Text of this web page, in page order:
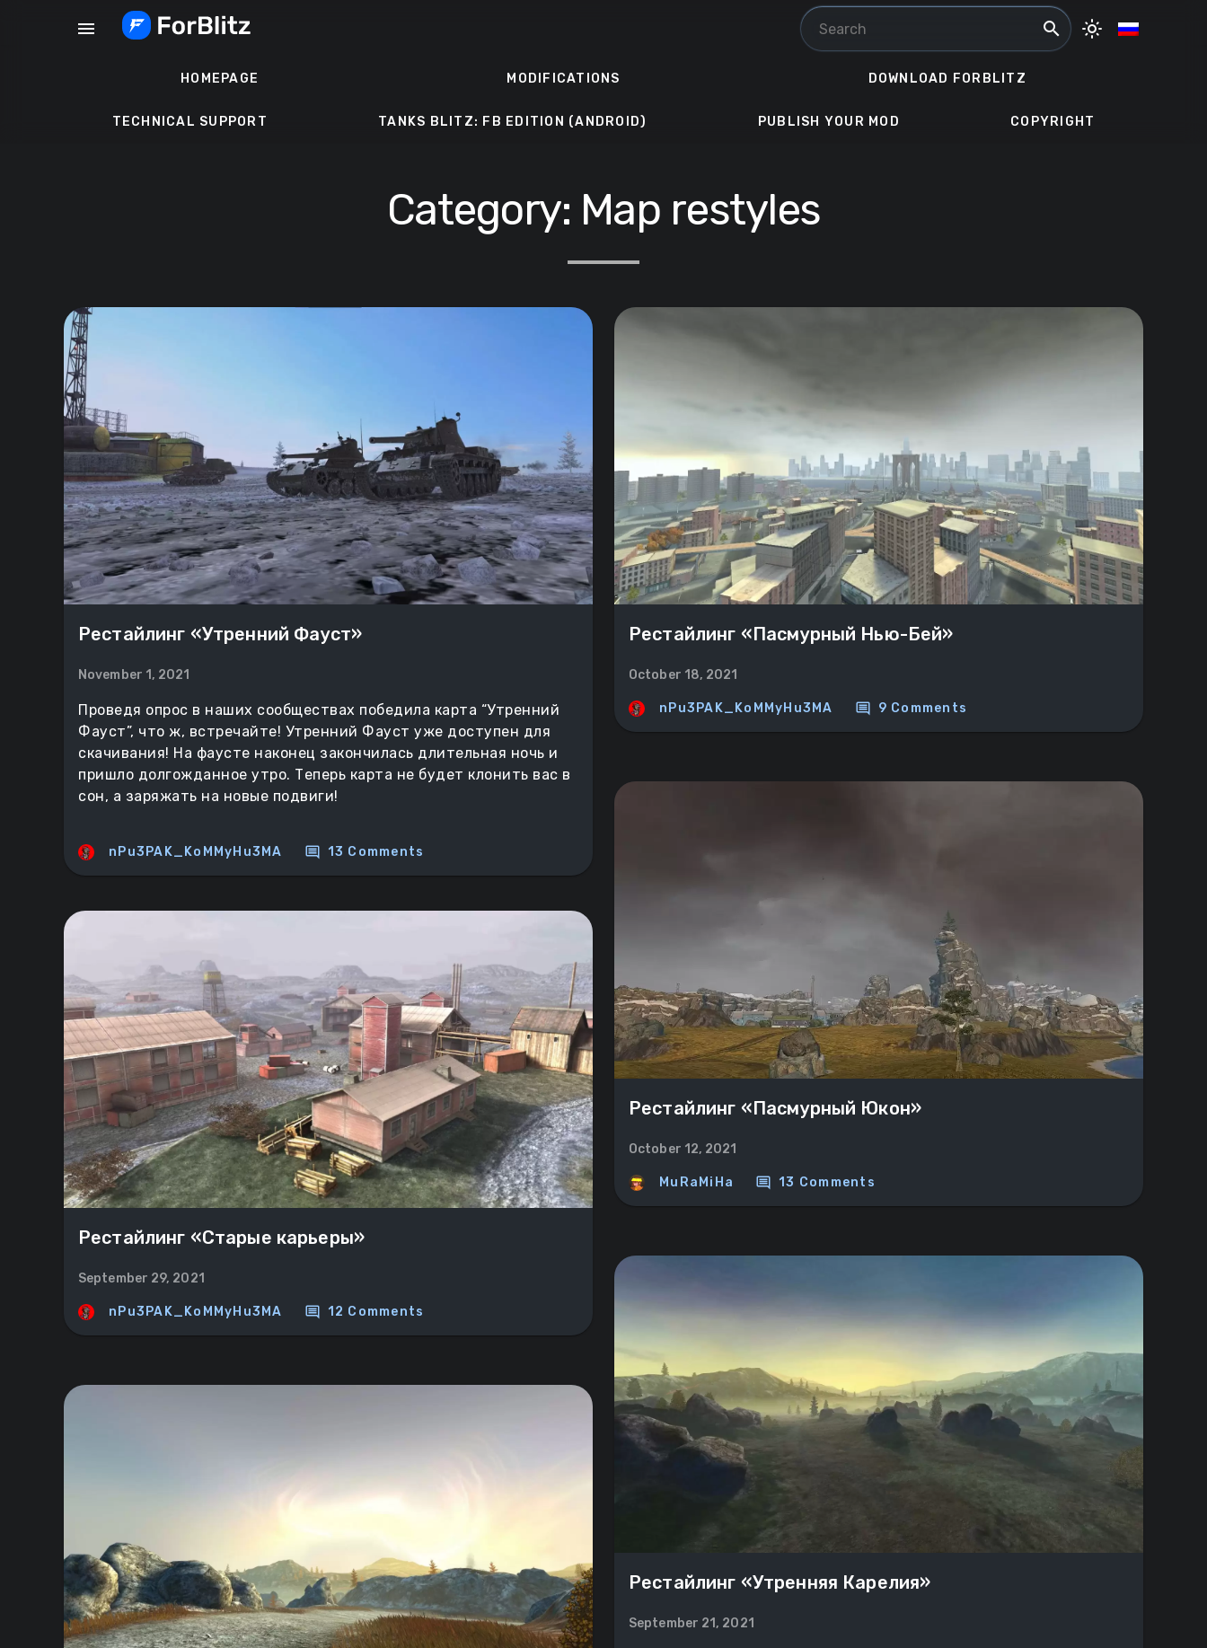
menu search light_mode
HOMEPAGE MODIFICATIONS DOWNLOAD FORBLITZ
TECHNICAL SUPPORT TANKS BLITZ: FB EDITION (ANDROID) PUBLISH YOUR MOD COPYRIGHT
Category: Map restyles
Рестайлинг «Утренний Фауст»
November 1, 2021
Проведя опрос в наших сообществах победила карта “Утренний
Фауст”, что ж, встречайте! Утренний Фауст уже доступен для
скачивания! На фаусте наконец закончилась длительная ночь и
пришло долгожданное утро. Теперь карта не будет клонить вас в
сон, а заряжать на новые подвиги!
nPu3PAK_KoMMyHu3MA comment 13 Comments
Рестайлинг «Пасмурный Нью-Бей»
October 18, 2021
nPu3PAK_KoMMyHu3MA comment 9 Comments
Рестайлинг «Пасмурный Юкон»
October 12, 2021
MuRaMiHa comment 13 Comments
Рестайлинг «‎Старые карьеры»
September 29, 2021
nPu3PAK_KoMMyHu3MA comment 12 Comments
Рестайлинг «‎Утренняя Карелия»
September 21, 2021